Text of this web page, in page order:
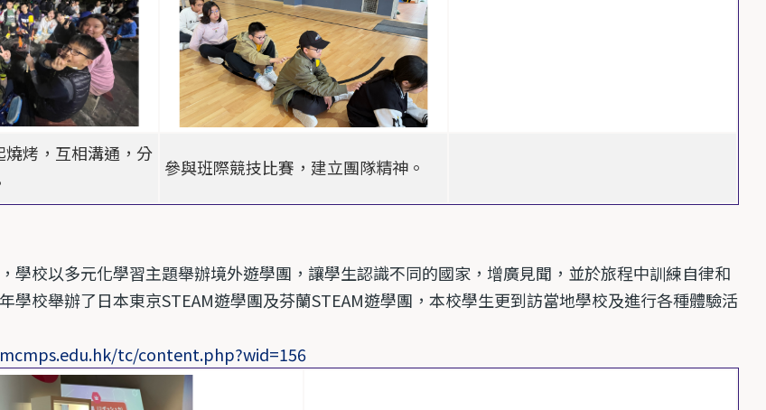
烤，互相溝通，分
參與班際競技比賽，建立團隊精神。
學校以多元化學習主題舉辦境外遊學團，讓學生認識不同的國家，增廣見聞，並於旅程中訓練自律和
學校舉辦了日本東京STEAM遊學團及芬蘭STEAM遊學團，本校學生更到訪當地學校及進行各種體驗活
tc/content.php?wid=156